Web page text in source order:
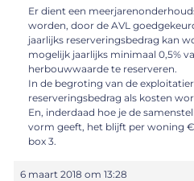
Er dient een
worden, door de AVL
jaarlijks reserveringsbedrag kan
mogelijk jaarlijks minimaal 0,5%
herbouwwaarde te reserveren.
In de begroting van de
reserveringsbedrag als kosten
En, inderdaad hoe je de
vorm geeft, het blijft per woning
box 3.
6 maart 2018 om 13:28